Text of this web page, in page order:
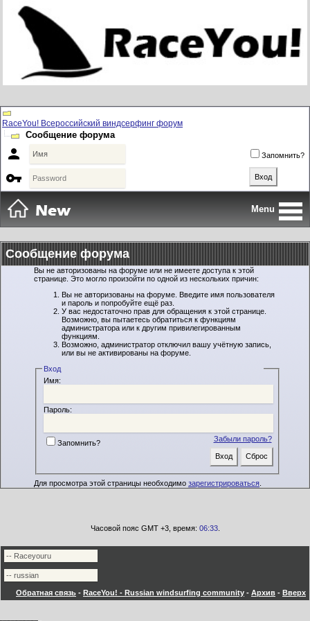
RaceYou! Всероссийский виндсерфинг форум
Сообщение форума
 Запомнить?

Menu
Сообщение форума
Вы не авторизованы на форуме или не имеете доступа к этой
странице. Это могло произойти по одной из нескольких причин:
Вы не авторизованы на форуме. Введите имя пользователя
и пароль и попробуйте ещё раз.
У вас недостаточно прав для обращения к этой странице.
Возможно, вы пытаетесь обратиться к функциям
администратора или к другим привилегированным
функциям.
Возможно, администратор отключил вашу учётную запись,
или вы не активированы на форуме.
Вход
Имя:
Пароль:
Забыли пароль?
Запомнить?
Для просмотра этой страницы необходимо зарегистрироваться
Часовой пояс GMT +3, время: 06:33.
Обратная связь - RaceYou! - Russian windsurfing community - Архив - Вверх